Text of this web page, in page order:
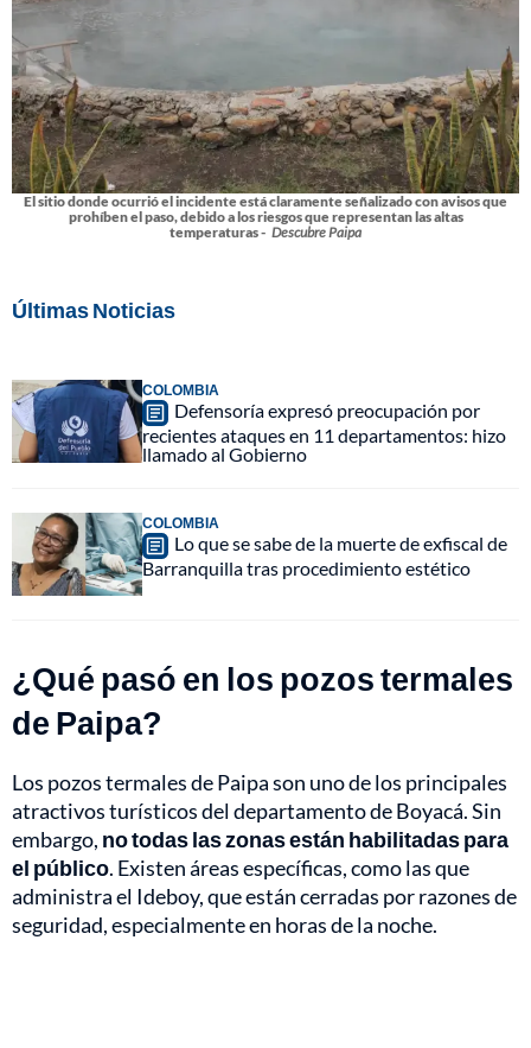
El sitio donde ocurrió el incidente está claramente señalizado con avisos que
prohíben el paso, debido a los riesgos que representan las altas
temperaturas - Descubre Paipa
Últimas Noticias
COLOMBIA
Defensoría expresó preocupación por
recientes ataques en 11 departamentos: hizo
llamado al Gobierno
COLOMBIA
Lo que se sabe de la muerte de exfiscal de
Barranquilla tras procedimiento estético
¿Qué pasó en los pozos termales
de Paipa?
Los pozos termales de Paipa son uno de los principales
atractivos turísticos del departamento de Boyacá. Sin
embargo, no todas las zonas están habilitadas para
el público. Existen áreas específicas, como las que
administra el Ideboy, que están cerradas por razones de
seguridad, especialmente en horas de la noche.